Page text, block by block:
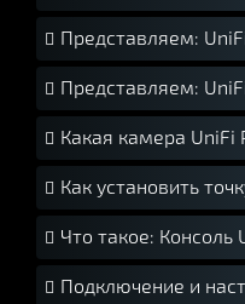
Представляем:
Представляем:
Какая камера UniFi
Как установить
Что такое: Консоль
Подключение и